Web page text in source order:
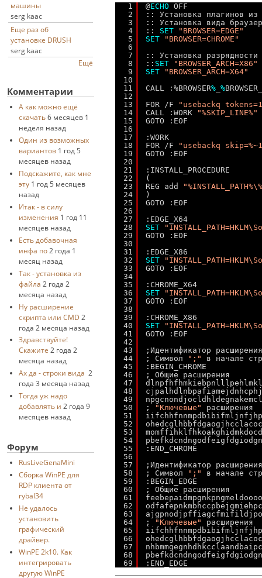
машины
serg kaac
Еще раз об
установке DRUSH
serg kaac
Ещё
Комментарии
А как можно ещё
скачать 6 месяцев 1
неделя назад
Один из возможных
вариантов 1 год 5
месяцев назад
Подскажите, как мне
эту 1 год 5 месяцев
назад
Итак - в силу
изменения 1 год 11
месяцев назад
Есть добавочная
инфа по 2 года 1
месяц назад
Так - установка из
файла 2 года 2
месяца назад
Ну расширение
скрипта или CMD 2
года 2 месяца назад
Здравствуйте!
Скажите 2 года 2
месяца назад
Ах да - строки вида 2
года 3 месяца назад
Тогда уж надо
добавлять и 2 года 9
месяцев назад
Форум
RusLiveGenaMini
Cборка WinPE для
RDP клиента от
rybal34
Не удалось
установить
графический
драйвер.
WinPE 2k10. Как
интегрировать
другую WinPE
1
2
3
4
5
6
7
8
9
10
11
12
13
14
15
16
17
18
19
20
21
22
23
24
25
26
27
28
29
30
31
32
33
34
35
36
37
38
39
40
41
42
43
44
45
46
47
48
49
50
51
52
53
54
55
56
57
58
59
60
61
62
63
64
65
66
67
68
69
@ECHO
OFF
:: Установка плагинов
:: Установка вида
:: SET
"BROWSER=EDGE"
SET
"BROWSER=CHROME"
:: Установка разрядности
:: SET
"BROWSER_ARCH=X86"
SET
"BROWSER_ARCH=X64"
CALL :%BROWSER% _%
FOR /F
"usebackq
CALL :WORK
"%SKIP_LINE%"
GOTO :EOF
:WORK
FOR /F
"usebackq
GOTO :EOF
:INSTALL_PROCEDURE
(
REG add
)
GOTO :EOF
:EDGE_X64
SET
GOTO :EOF
:EDGE_X86
SET
GOTO :EOF
:CHROME_X64
SET
GOTO :EOF
:CHROME_X86
SET
GOTO :EOF
;Идентификатор
; Символ
";"
в начале
:BEGIN_CHROME
; Общие расширения
;
"Ключевые"
расширения
:END_CHROME
;Идентификатор
; Символ
";"
в начале
:BEGIN_EDGE
; Общие расширения
;
"Ключевые"
расширения
:END_EDGE